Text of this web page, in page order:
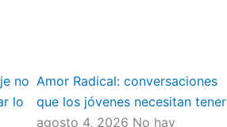
no
lo
Amor Radical: conversaciones
que los jóvenes necesitan tener
agosto 4, 2026 No hay